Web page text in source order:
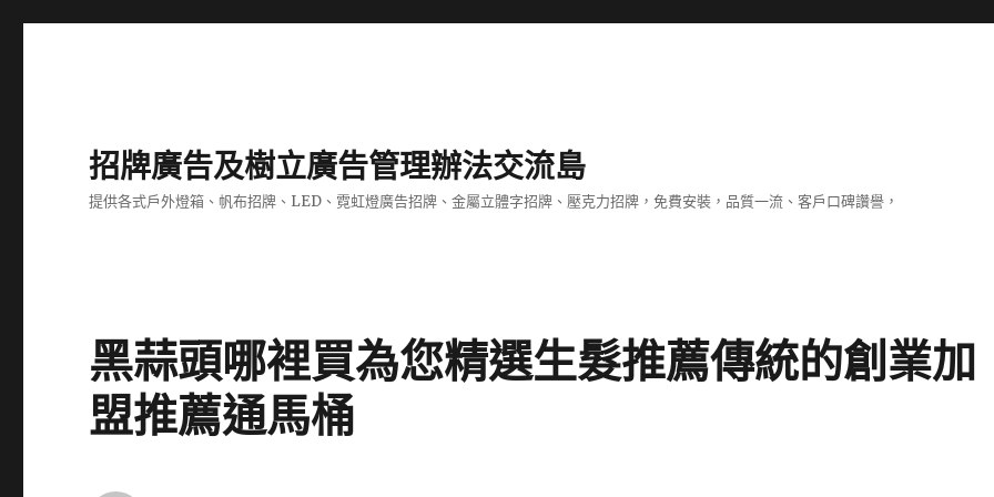
招牌廣告及樹立廣告管理辦法交流島
提供各式戶外燈箱、帆布招牌、LED、霓虹燈廣告招牌、金屬立體字招牌、壓克力招牌，免費安裝，品質一流、客戶口碑讚譽，
黑蒜頭哪裡買為您精選生髮推薦傳統的創業加
盟推薦通馬桶